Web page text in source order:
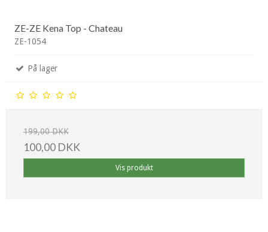
ZE-ZE Kena Top - Chateau
ZE-1054
På lager
199,00 DKK
100,00 DKK
Vis produkt